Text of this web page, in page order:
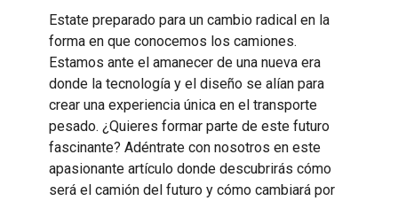
Estate preparado para un cambio radical en la
forma en que conocemos los camiones.
Estamos ante el amanecer de una nueva era
donde la tecnología y el diseño se alían para
crear una experiencia única en el transporte
pesado. ¿Quieres formar parte de este futuro
fascinante? Adéntrate con nosotros en este
apasionante artículo donde descubrirás cómo
será el camión del futuro y cómo cambiará por